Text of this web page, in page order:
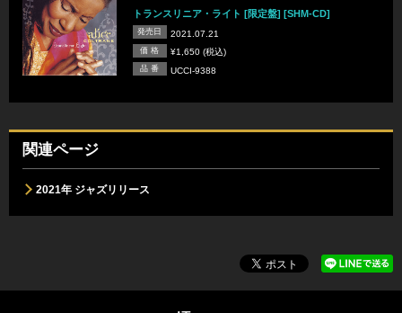
トランスリニア・ライト [限定盤] [SHM-CD]
発売日 2021.07.21
価 格 ¥1,650 (税込)
品 番 UCCI-9388
関連ページ
2021年 ジャズリリース